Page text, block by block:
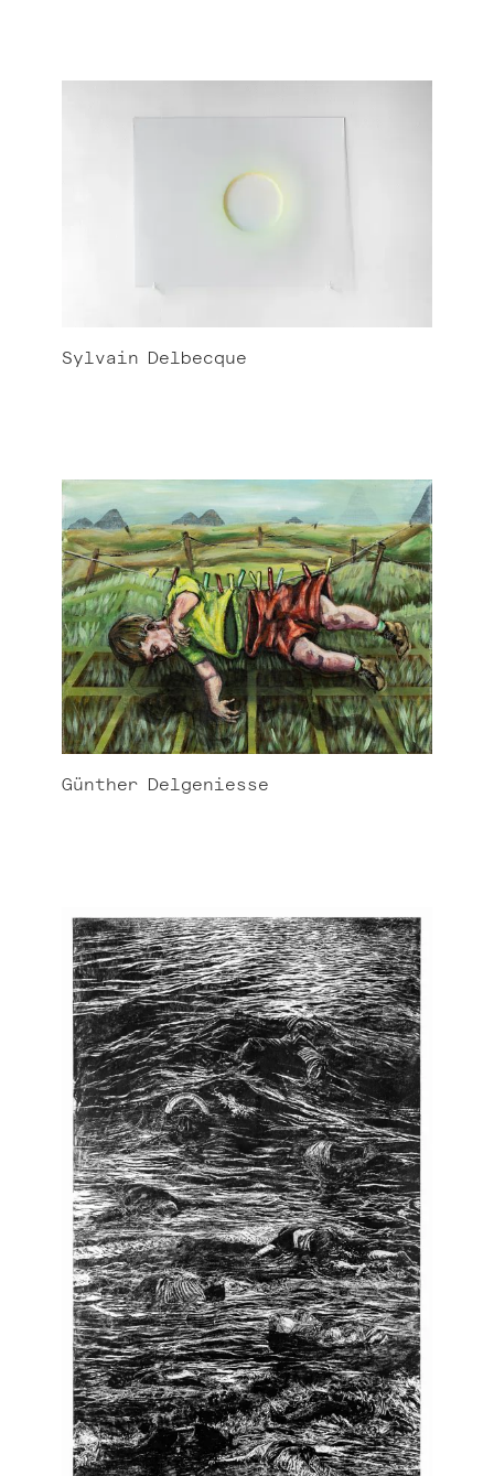
Sylvain Delbecque
Günther Delgeniesse